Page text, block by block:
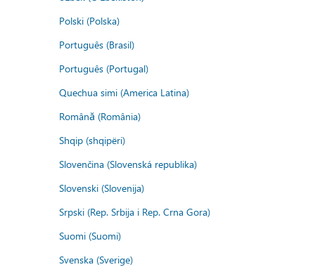
Polski (Polska)
Português (Brasil)
Português (Portugal)
Quechua simi (America Latina)
Română (România)
Shqip (shqipëri)
Slovenčina (Slovenská republika)
Slovenski (Slovenija)
Srpski (Rep. Srbija i Rep. Crna Gora)
Suomi (Suomi)
Svenska (Sverige)